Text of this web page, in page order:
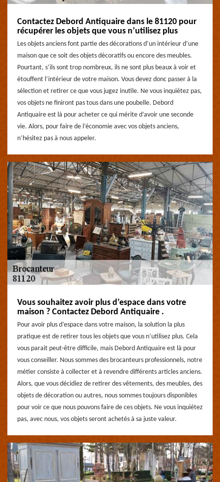
Contactez Debord Antiquaire dans le 81120 pour
récupérer les objets que vous n’utilisez plus
Les objets anciens font partie des décorations d’un intérieur d’une
maison que ce soit des objets décoratifs ou encore des meubles.
Pourtant, s’ils sont trop nombreux, ils ne sont plus beaux à voir et
étouffent l’intérieur de votre maison. Vous devez donc passer à la
sélection et retirer ce que vous jugez inutile. Ne vous inquiétez pas,
vos objets ne finiront pas tous dans une poubelle. Debord
Antiquaire est là pour acheter ce qui mérite d’avoir une seconde
vie. Alors, pour faire de l’économie avec vos objets anciens,
n’hésitez pas à nous appeler.
Vous souhaitez avoir plus d’espace dans votre
maison ? Contactez Debord Antiquaire .
Pour avoir plus d’espace dans votre maison, la solution la plus
pratique est de retirer tous les objets que vous n’utilisez plus. Cela
vous parait peut-être difficile, mais Debord Antiquaire est là pour
vous conseiller. Nous sommes des brocanteurs professionnels, notre
métier consiste à collecter et à revendre différents articles anciens.
Alors, que vous décidiez de retirer des vêtements, des meubles, des
objets de décoration ou autres, nous sommes toujours disponibles
pour voir ce que nous pouvons faire de ces objets. Ne vous inquiétez
pas, avec nous, vos objets seront achetés à sa juste valeur.